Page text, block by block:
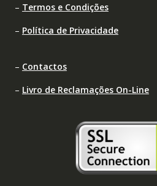
– Termos e Condições
– Política de Privacidade
– Contactos
– Livro de Reclamações On-Line